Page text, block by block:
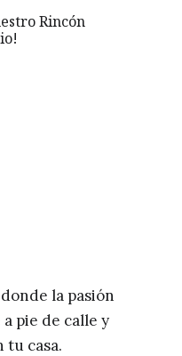
Rincón
la pasión
pie de calle y
tu casa.